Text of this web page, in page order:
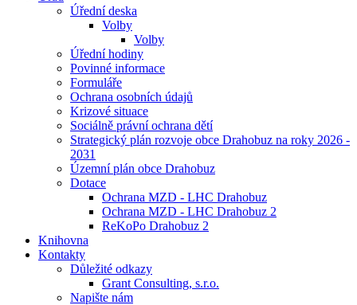
Úřední deska
Volby
Volby
Úřední hodiny
Povinné informace
Formuláře
Ochrana osobních údajů
Krizové situace
Sociálně právní ochrana dětí
Strategický plán rozvoje obce Drahobuz na roky 2026 -
2031
Územní plán obce Drahobuz
Dotace
Ochrana MZD - LHC Drahobuz
Ochrana MZD - LHC Drahobuz 2
ReKoPo Drahobuz 2
Knihovna
Kontakty
Důležité odkazy
Grant Consulting, s.r.o.
Napište nám